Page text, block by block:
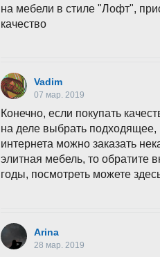
на мебели в стиле "Лофт",
качество
Vadim
07 мар. 2019
Конечно, если покупать
на деле выбрать подходящее,
интернета можно заказать
элитная мебель, то обратите
годы, посмотреть можете
Arina
28 мар. 2019